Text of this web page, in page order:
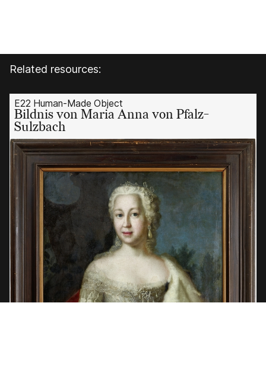
Related resources:
E22 Human-Made Object
Bildnis von Maria Anna von Pfalz-
Sulzbach